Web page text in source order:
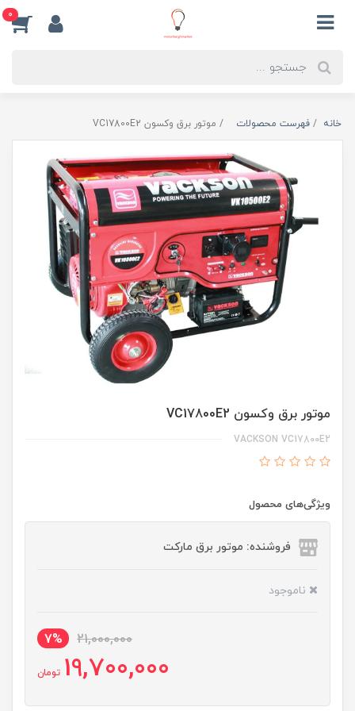
0
خانه فهرست محصولات موتور برق وکسون VC17800E2
موتور برق وکسون VC17800E2
VACKSON VC17800E2
ویژگی‌های محصول
فروشنده: موتور برق مارکت
ناموجود
21,000,000
7%
19,700,000 تومان